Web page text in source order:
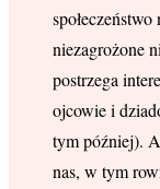
niezagrożone
postrzega
ojcowie i
tym później).
nas, w tym